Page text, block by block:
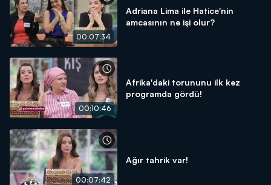
00:07:34
Adriana Lima ile Hatice'nin
amcasının ne işi olur?
00:10:46
Afrika'daki torununu ilk kez
programda gördü!
00:07:42
Ağır tahrik var!